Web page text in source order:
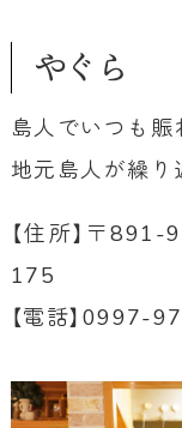
やぐら
島人でいつも賑
地元島人が繰り
【住所】〒
175
【電話】0997-